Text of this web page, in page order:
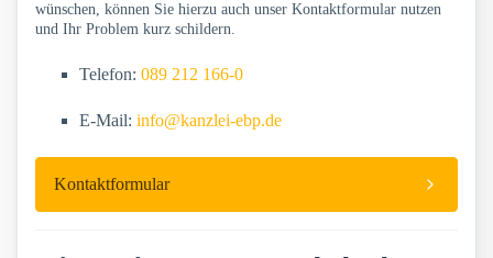
wünschen, können Sie hierzu auch unser Kontaktformular nutzen
und Ihr Problem kurz schildern.
Telefon: 089 212 166-0
E-Mail: info@kanzlei-ebp.de
Kontaktformular